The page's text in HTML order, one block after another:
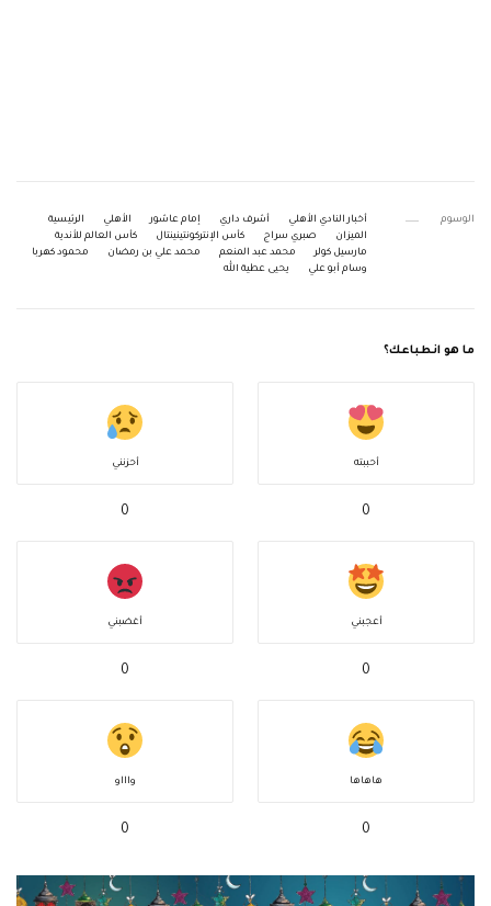
الوسوم أخبار النادي الأهلي أشرف داري إمام عاشور الأهلي
الرئيسية
الميزان
صبري سراج كأس الإنتركونتينينتال
كأس العالم للأندية
مارسيل كولر
محمد عبد المنعم محمد علي بن رمضان
محمود كهربا
وسام أبو علي
يحيى عطية الله
ما هو انطباعك؟
أحببته
0
أحزنني
0
أعجبني
0
أغضبني
0
هاهاها
0
واااو
0